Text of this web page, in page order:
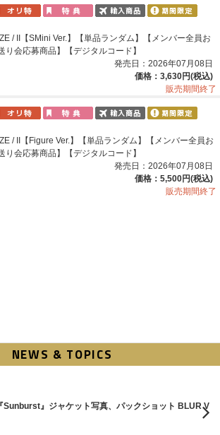
/ II【SMini Ver.】【単品ランダム】【メンバー全員お
り会応募商品】【デジタルコード】
発売日：2026年07月08日
価格：3,630円(税込)
販売期間終了
/ II【Figure Ver.】【単品ランダム】【メンバー全員お
り会応募商品】【デジタルコード】
発売日：2026年07月08日
価格：5,500円(税込)
販売期間終了
NEWS & TOPICS
』ジャケット写真、パックショット BLUR V